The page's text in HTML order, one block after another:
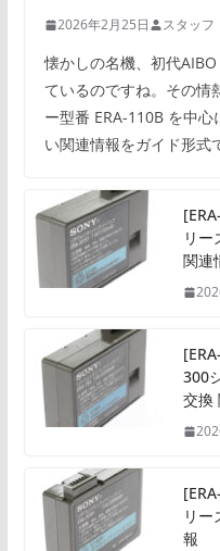
2026年2月25日 スタッフ
懐かしの名機、初代
ているのですね。その情
ー型番 ERA-110B を中
い関連情報をガイド形式
リ
関連
300
交換
リ
報